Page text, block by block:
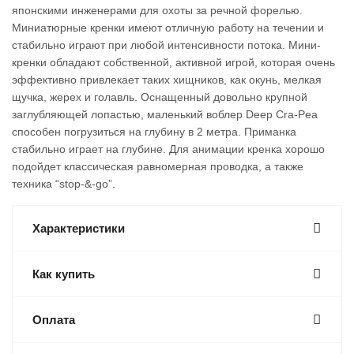
японскими инженерами для охоты за речной форелью.
Миниатюрные кренки имеют отличную работу на течении и
стабильно играют при любой интенсивности потока. Мини-
кренки обладают собственной, активной игрой, которая очень
эффективно привлекает таких хищников, как окунь, мелкая
щучка, жерех и голавль. Оснащенный довольно крупной
заглубляющей лопастью, маленький воблер Deep Cra-Pea
способен погрузиться на глубину в 2 метра. Приманка
стабильно играет на глубине. Для анимации кренка хорошо
подойдет классическая равномерная проводка, а также
техника “stop-&-go”.
Характеристики
Как купить
Оплата